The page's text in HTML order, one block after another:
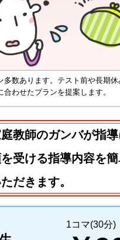
多数あります。テスト前や長期
合わせたプランを提案します。
教師のガンバが指
を受ける指導内容を
だきます。
1コマ(30分)